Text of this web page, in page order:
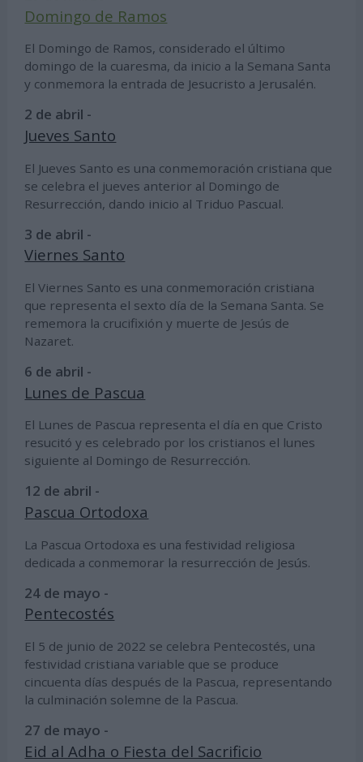
Domingo de Ramos
El Domingo de Ramos, considerado el último
domingo de la cuaresma, da inicio a la Semana Santa
y conmemora la entrada de Jesucristo a Jerusalén.
2 de abril -
Jueves Santo
El Jueves Santo es una conmemoración cristiana que
se celebra el jueves anterior al Domingo de
Resurrección, dando inicio al Triduo Pascual.
3 de abril -
Viernes Santo
El Viernes Santo es una conmemoración cristiana
que representa el sexto día de la Semana Santa. Se
rememora la crucifixión y muerte de Jesús de
Nazaret.
6 de abril -
Lunes de Pascua
El Lunes de Pascua representa el día en que Cristo
resucitó y es celebrado por los cristianos el lunes
siguiente al Domingo de Resurrección.
12 de abril -
Pascua Ortodoxa
La Pascua Ortodoxa es una festividad religiosa
dedicada a conmemorar la resurrección de Jesús.
24 de mayo -
Pentecostés
El 5 de junio de 2022 se celebra Pentecostés, una
festividad cristiana variable que se produce
cincuenta días después de la Pascua, representando
la culminación solemne de la Pascua.
27 de mayo -
Eid al Adha o Fiesta del Sacrificio